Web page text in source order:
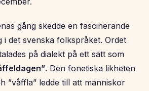
gång skedde en fascinerande
i det svenska folkspråket. Ordet
på dialekt på ett sätt som
. Den fonetiska likheten
”våffla” ledde till att människor